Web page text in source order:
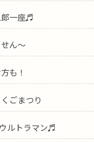
一座♬
ん〜
も！
ごまつり
ルトラマン♬